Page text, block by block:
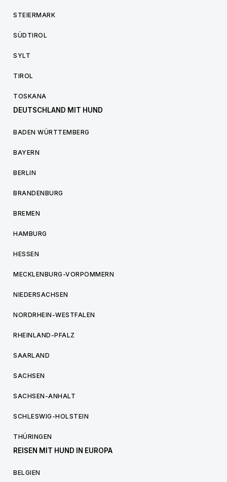
STEIERMARK
SÜDTIROL
SYLT
TIROL
TOSKANA
DEUTSCHLAND MIT HUND
BADEN WÜRTTEMBERG
BAYERN
BERLIN
BRANDENBURG
BREMEN
HAMBURG
HESSEN
MECKLENBURG-VORPOMMERN
NIEDERSACHSEN
NORDRHEIN-WESTFALEN
RHEINLAND-PFALZ
SAARLAND
SACHSEN
SACHSEN-ANHALT
SCHLESWIG-HOLSTEIN
THÜRINGEN
REISEN MIT HUND IN EUROPA
BELGIEN